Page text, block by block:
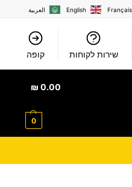
العربية English Français
שירות לקוחות קופה
0.00
₪
0